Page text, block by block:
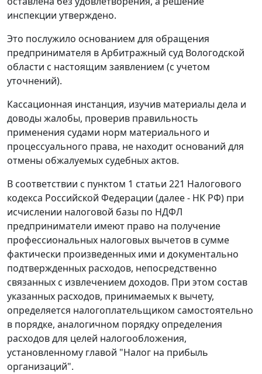
инспекции утверждено.
Это послужило основанием для обращения
предпринимателя в Арбитражный суд Вологодской
области с настоящим заявлением (с учетом
уточнений).
Кассационная инстанция, изучив материалы дела и
доводы жалобы, проверив правильность
применения судами норм материального и
процессуального права, не находит оснований для
отмены обжалуемых судебных актов.
В соответствии с пунктом 1 статьи 221 Налогового
кодекса Российской Федерации (далее - НК РФ) при
исчислении налоговой базы по НДФЛ
предприниматели имеют право на получение
профессиональных налоговых вычетов в сумме
фактически произведенных ими и документально
подтвержденных расходов, непосредственно
связанных с извлечением доходов. При этом состав
указанных расходов, принимаемых к вычету,
определяется налогоплательщиком самостоятельно
в порядке, аналогичном порядку определения
расходов для целей налогообложения,
установленному главой "Налог на прибыль
организаций".